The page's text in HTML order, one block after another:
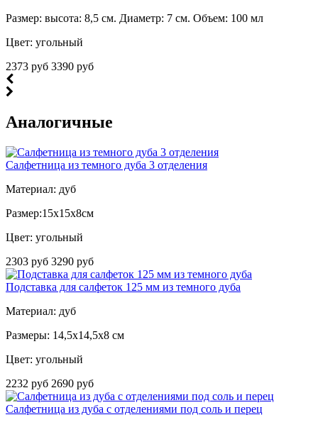
Размер: высота: 8,5 см. Диаметр: 7 см. Объем: 100 мл
Цвет: угольный
2373 руб 3390 руб
Аналогичные
Салфетница из темного дуба 3 отделения
Материал: дуб
Размер:15х15х8см
Цвет: угольный
2303 руб 3290 руб
Подставка для салфеток 125 мм из темного дуба
Материал: дуб
Размеры: 14,5x14,5x8 см
Цвет: угольный
2232 руб 2690 руб
Салфетница из дуба с отделениями под соль и перец